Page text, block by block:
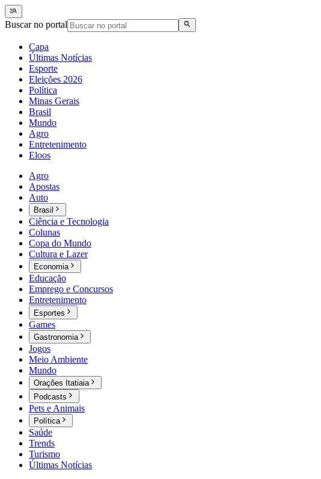
Buscar no portal
Capa
Últimas Notícias
Esporte
Eleições 2026
Política
Minas Gerais
Brasil
Mundo
Agro
Entretenimento
Eloos
Agro
Apostas
Auto
Brasil
Ciência e Tecnologia
Colunas
Copa do Mundo
Cultura e Lazer
Economia
Educação
Emprego e Concursos
Entretenimento
Esportes
Games
Gastronomia
Jogos
Meio Ambiente
Mundo
Orações Itatiaia
Podcasts
Pets e Animais
Política
Saúde
Trends
Turismo
Últimas Notícias